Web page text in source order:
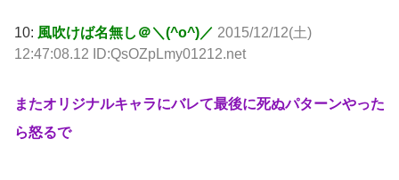
10: 風吹けば名無し＠＼(^o^)／ 2015/12/12(土)
12:47:08.12 ID:QsOZpLmy01212.net
またオリジナルキャラにバレて最後に死ぬパターンやった
ら怒るで